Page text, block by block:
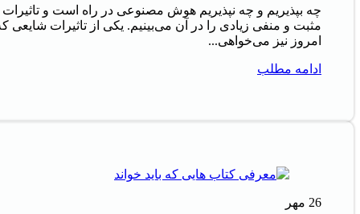
چه بپذیریم و چه نپذیریم هوش مصنوعی در راه است و تاثیرات
مثبت و منفی زیادی را در آن می‌بینیم. یکی از تاثیرات شایعی
امروز نیز می‌خواهی...
ادامه مطلب
26 مهر